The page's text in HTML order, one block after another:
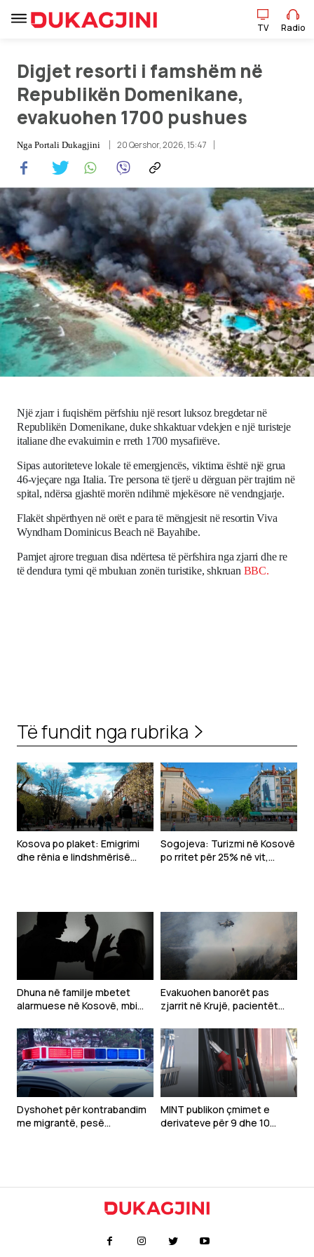
Lajme
Sport
Pikëpamje
Art Jete
Kulturë
Showbiz
Ekonomi
Teknologji
DuVideo
TV Radio
Digjet resorti i famshëm në
Republikën Domenikane,
evakuohen 1700 pushues
Nga Portali Dukagjini 20 Qershor, 2026, 15:47
Një zjarr i fuqishëm përfshiu një resort luksoz bregdetar në
Republikën Domenikane, duke shkaktuar vdekjen e një turisteje
italiane dhe evakuimin e rreth 1700 mysafirëve.
Sipas autoriteteve lokale të emergjencës, viktima është një grua
46-vjeçare nga Italia. Tre persona të tjerë u dërguan për trajtim në
spital, ndërsa gjashtë morën ndihmë mjekësore në vendngjarje.
Flakët shpërthyen në orët e para të mëngjesit në resortin Viva
Wyndham Dominicus Beach në Bayahibe.
Pamjet ajrore treguan disa ndërtesa të përfshira nga zjarri dhe re
të dendura tymi që mbuluan zonën turistike, shkruan BBC.
Të fundit nga rubrika
Kosova po plaket: Emigrimi
dhe rënia e lindshmërisë
Sogojeva: Turizmi në Kosovë
po rritet për 25% në vit,
Dhuna në familje mbetet
alarmuese në Kosovë, mbi
gjashtë muaj
Evakuohen banorët pas
zjarrit në Krujë, pacientët
Dyshohet për kontrabandim
me migrantë, pesë
MINT publikon çmimet e
derivateve për 9 dhe 10